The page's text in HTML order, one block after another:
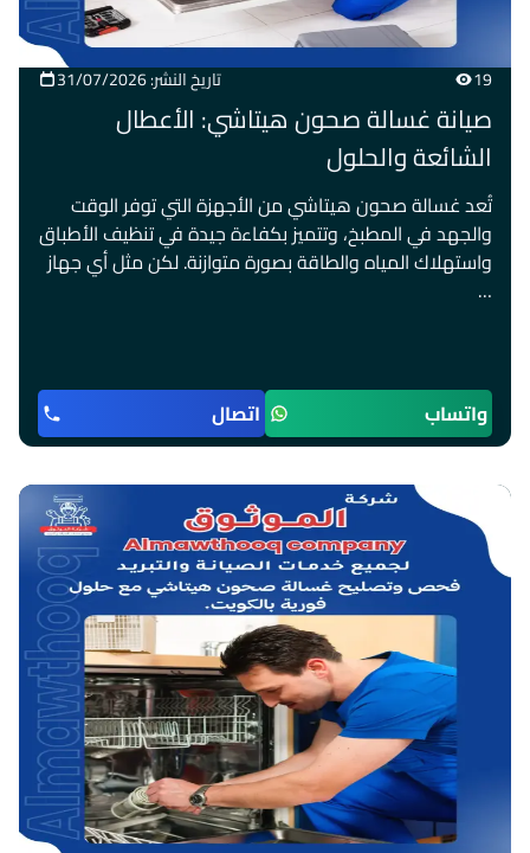
19 تاريخ النشر: 31/07/2026
صيانة غسالة صحون هيتاشي: الأعطال
الشائعة والحلول
تُعد غسالة صحون هيتاشي من الأجهزة التي توفر الوقت
والجهد في المطبخ، وتتميز بكفاءة جيدة في تنظيف الأطباق
واستهلاك المياه والطاقة بصورة متوازنة. لكن مثل أي جهاز
…
واتساب اتصال